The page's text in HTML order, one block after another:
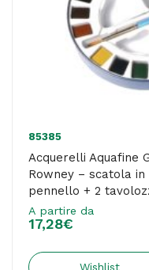
85385
Acquerelli Aquafine
Rowney – scatola
pennello + 2
A partire da
17,28€
Wishlist